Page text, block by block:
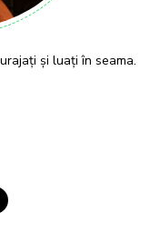
și luați în seama.